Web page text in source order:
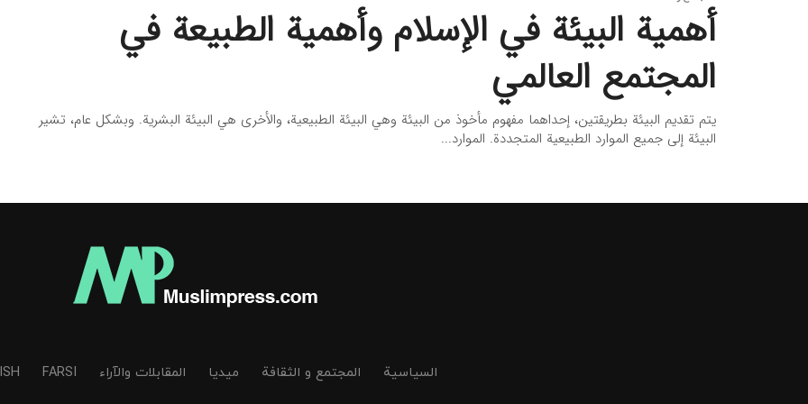
أهمية البيئة في الإسلام وأهمية الطبيعة في
المجتمع العالمي
يتم تقديم البيئة بطريقتين، إحداهما مفهوم مأخوذ من البيئة وهي البيئة الطبيعية، والأخرى هي البيئة البشرية. وبشكل عام، تشير
البيئة إلى جميع الموارد الطبيعية المتجددة. الموارد...
السیاسیة المجتمع و الثقافة میدیا المقابلات والآراء FARSI